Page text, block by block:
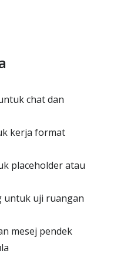
chat dan
kerja format
placeholder atau
untuk uji ruangan
mesej pendek